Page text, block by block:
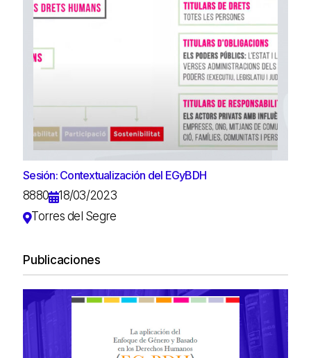
Sesión: Contextualización del EGyBDH
8880
18/03/2023
Torres del Segre
Publicaciones